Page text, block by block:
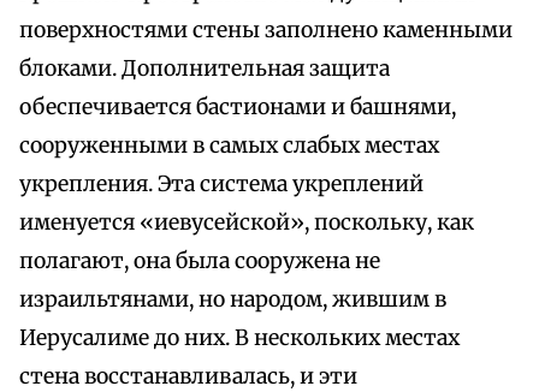
поверхностями стены заполнено каменными
блоками. Дополнительная защита
обеспечивается бастионами и башнями,
сооруженными в самых слабых местах
укрепления. Эта система укреплений
именуется «иевусейской», поскольку, как
полагают, она была сооружена не
израильтянами, но народом, жившим в
Иерусалиме до них. В нескольких местах
стена восстанавливалась, и эти